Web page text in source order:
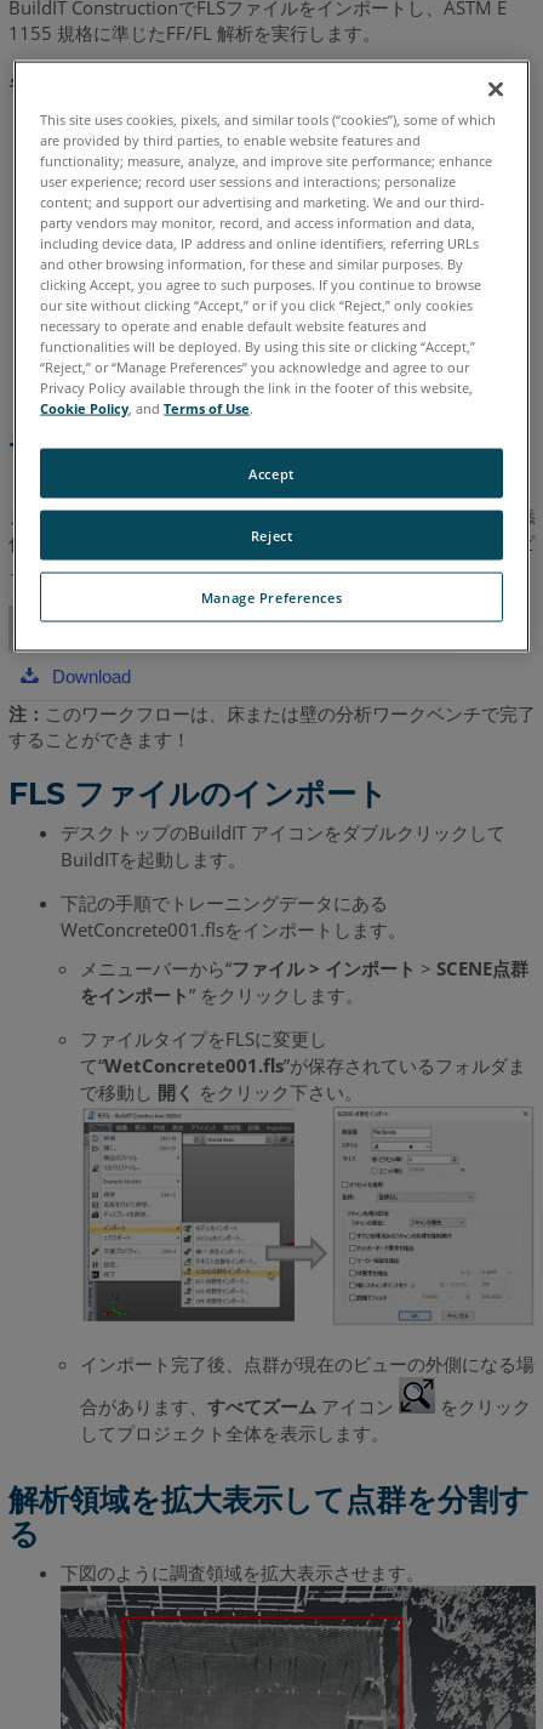
ー
ト
析
領
域
を
拡
大
表
示
し
て
点
群
す
直
線
作
成
ASTM
E1155
床
の
平
面
度
分
析
果
ら
レ
ー
を
作
ま
め:
関
項
BuildIT ConstructionでFLSファイルをインポートし、ASTM E
1155 規格に準じたFF/FL 解析を実行します。
学習内容:
ファイルのインポートからサーフェス偏差分析のレポート
を作成する簡単なワークフロー。
BuildITの操作、*FLSファイルのインポート。
点群の分割。
測定線を示す直線を作成。
FF/FL 解析の実行。
レポートの作成。
チュートリアルデータのダウンロー
この記事で使用しているファイルをダウンロードする場合は、添
付のトレーニングデータをダウンロードして、その内容をコンピ
ュータのフォルダに展開してください。
トレーニングデータのダウンロード
Download
注： このワークフローは、床または壁の分析ワークベンチで完了
することができます！
FLS ファイルのインポート
デスクトップのBuildIT アイコンをダブルクリックして
BuildITを起動します。
下記の手順でトレーニングデータにある
WetConcrete001.flsをインポートします。
メニューバーから“ファイル > インポート > SCENE点群
をインポート” をクリックします。
ファイルタイプをFLSに変更し
て“WetConcrete001.fls”が保存されているフォルダま
で移動し 開く をクリック下さい。
インポート完了後、点群が現在のビューの外側になる場
合があります、 すべてズーム アイコン
をクリック
してプロジェクト全体を表示します。
解析領域を拡大表示して点群を分割す
る
下図のように調査領域を拡大表示させます。
This site uses cookies, pixels, and similar tools (“cookies”), some of which
are provided by third parties, to enable website features and
functionality; measure, analyze, and improve site performance; enhance
user experience; record user sessions and interactions; personalize
content; and support our advertising and marketing. We and our third-
party vendors may monitor, record, and access information and data,
including device data, IP address and online identifiers, referring URLs
and other browsing information, for these and similar purposes. By
clicking Accept, you agree to such purposes. If you continue to browse
our site without clicking “Accept,” or if you click “Reject,” only cookies
necessary to operate and enable default website features and
functionalities will be deployed. By using this site or clicking “Accept,”
“Reject,” or “Manage Preferences” you acknowledge and agree to our
Privacy Policy available through the link in the footer of this website,
Cookie Policy , andTerms of Use.
Manage Preferences
Reject
Accept